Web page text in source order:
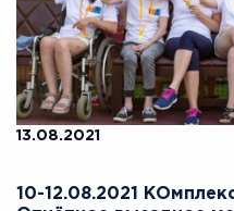
13.08.2021
10-12.08.2021